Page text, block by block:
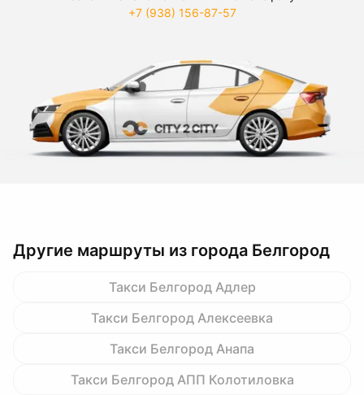
+7 (938) 156-87-57
Другие маршруты из города Белгород
Такси Белгород Адлер
Такси Белгород Алексеевка
Такси Белгород Анапа
Такси Белгород АПП Колотиловка